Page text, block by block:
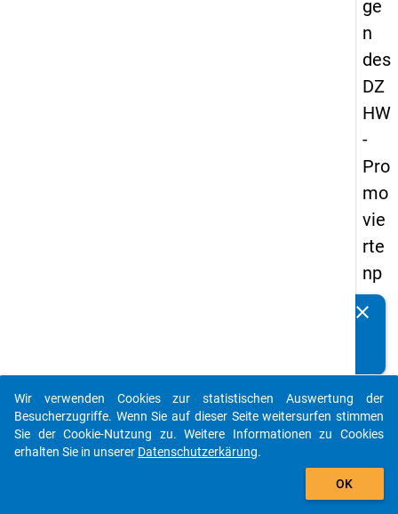
ge
n
des
DZ
HW
-
Pro
mo
vie
rte
np
an
14
-
ers
clear
auto_stories
add_shopping_cart
Wir verwenden Cookies zur statistischen Auswertung der
Besucherzugriffe. Wenn Sie auf dieser Seite weitersurfen stimmen
Sie der Cookie-Nutzung zu. Weitere Informationen zu Cookies
erhalten Sie in unserer Datenschutzerkärung.
OK